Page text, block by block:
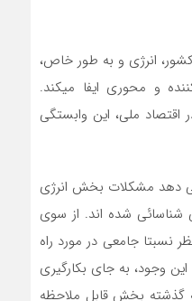
انرژی و به طور خاص،
و محوری ایفا میکند.
ملی، این وابستگی
دهد مشکلات بخش انرژی
شناسائی شده اند. از سوی
نسبتا جامعی در مورد راه
وجود، به جای بکارگیری
بخش قابل ملاحظه